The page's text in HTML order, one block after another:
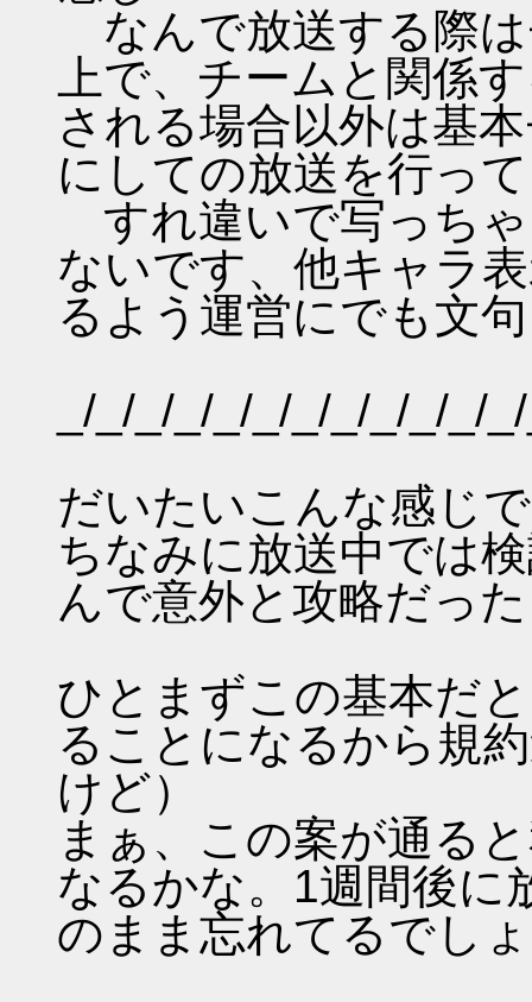
なんで放送する際
上で、チームと関係
される場合以外は基
にしての放送を行っ
すれ違いで写っち
ないです、他キャラ
るよう運営にでも文
_/_/_/_/_/_/_/_/_/_/_/
だいたいこんな感じ
ちなみに放送中では
んで意外と攻略だっ
ひとまずこの基本だ
ることになるから規
けど）
まぁ、この案が通る
なるかな。1週間後に
のまま忘れてるでし